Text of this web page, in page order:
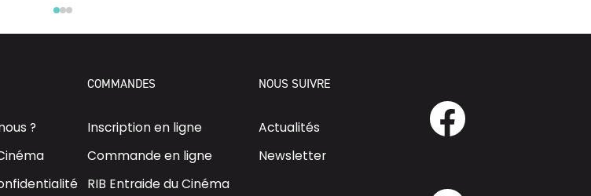
?
COMMANDES
Inscription en ligne
Commande en ligne
RIB Entraide du Cinéma
NOUS SUIVRE
Actualités
Newsletter